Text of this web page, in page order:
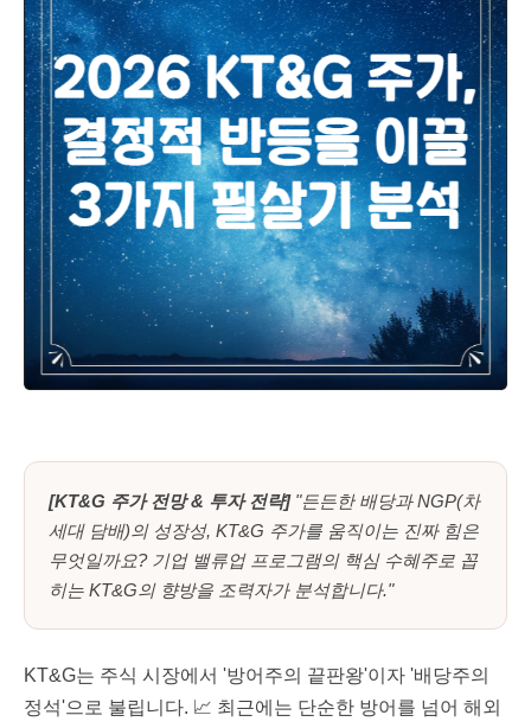
[KT&G 주가 전망 & 투자 전략]"든든한 배당과 NGP(차
세대 담배)의 성장성, KT&G 주가를 움직이는 진짜 힘은
무엇일까요? 기업 밸류업 프로그램의 핵심 수혜주로 꼽
히는 KT&G의 향방을 조력자가 분석합니다."
KT&G는 주식 시장에서 '방어주의 끝판왕'이자 '배당주의
정석'으로 불립니다. 📈 최근에는 단순한 방어를 넘어 해외